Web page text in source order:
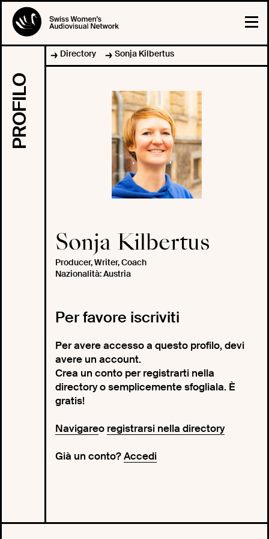
Directory Sonja Kilbertus
PROFILO
Sonja Kilbertus
Producer, Writer, Coach
Nazionalità: Austria
Per favore iscriviti
Per avere accesso a questo profilo, devi
avere un account.
Crea un conto per registrarti nella
directory o semplicemente sfogliala. È
gratis!
Navigareo registrarsi nella directory
Già un conto?Accedi